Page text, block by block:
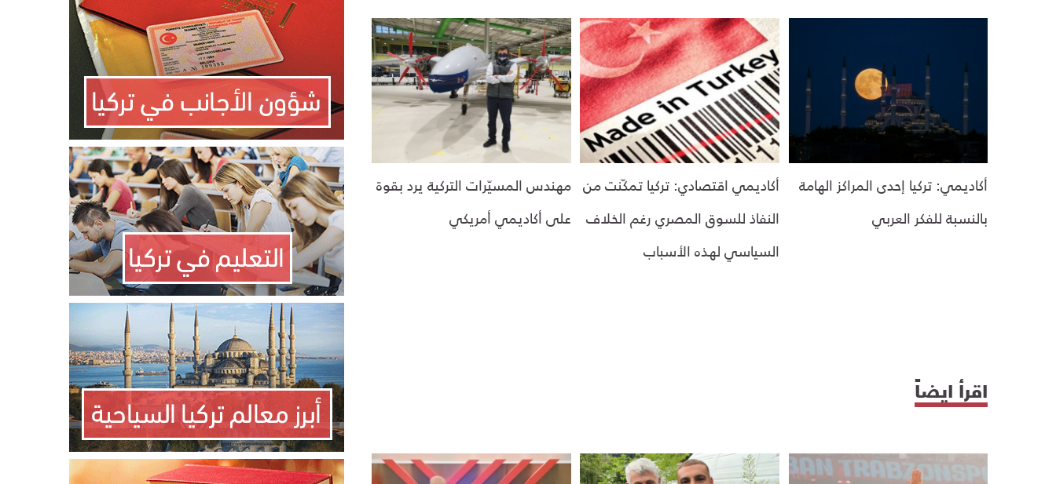
أكاديمي: تركيا إحدى المراكز الهامة
بالنسبة للفكر العربي
أكاديمي اقتصادي: تركيا تمكّنت من
النفاذ للسوق المصري رغم الخلاف
السياسي لهذه الأسباب
مهندس المسيّرات التركية يرد بقوة
على أكاديمي أمريكي
اقرأ ايضاً